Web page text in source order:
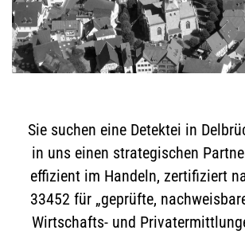
Sie suchen eine Detektei in
in uns einen strategischen
effizient im Handeln, zertifiziert
33452 für „geprüfte,
Wirtschafts- und